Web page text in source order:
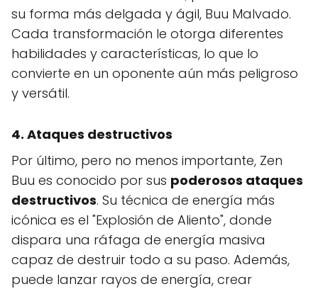
su forma más delgada y ágil, Buu Malvado.
Cada transformación le otorga diferentes
habilidades y características, lo que lo
convierte en un oponente aún más peligroso
y versátil.
4. Ataques destructivos
Por último, pero no menos importante, Zen
Buu es conocido por sus poderosos ataques
destructivos. Su técnica de energía más
icónica es el "Explosión de Aliento", donde
dispara una ráfaga de energía masiva
capaz de destruir todo a su paso. Además,
puede lanzar rayos de energía, crear